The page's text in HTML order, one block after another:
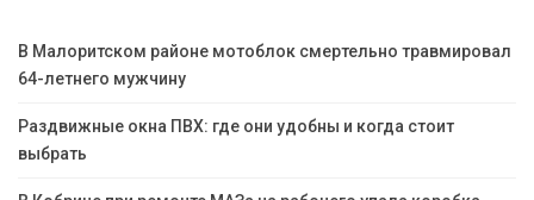
В Малоритском районе мотоблок смертельно травмировал
64-летнего мужчину
Раздвижные окна ПВХ: где они удобны и когда стоит
выбрать